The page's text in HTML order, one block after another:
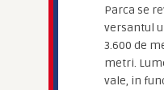
Parca se
versantul
3.600 de
metri.
vale, in